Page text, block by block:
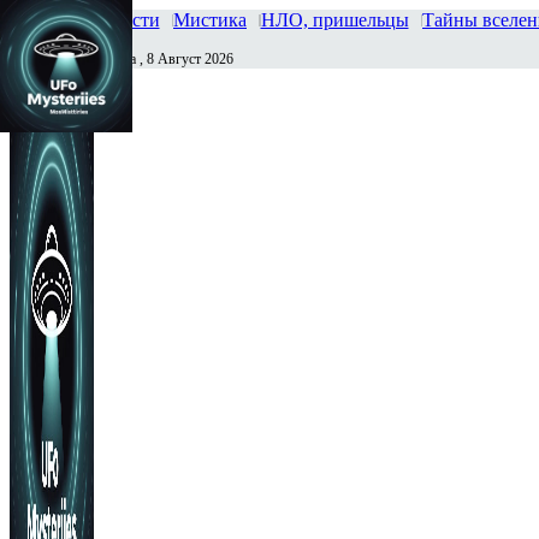
Главная Новости Мистика НЛО, пришельцы Тайны
Сегодня Суббота , 8 Август 2026